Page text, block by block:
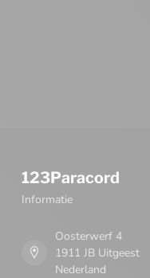
123Paracord
Informatie
Oosterwerf 4
1911 JB Uitgeest
Nederland